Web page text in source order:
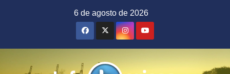
6 de agosto de 2026